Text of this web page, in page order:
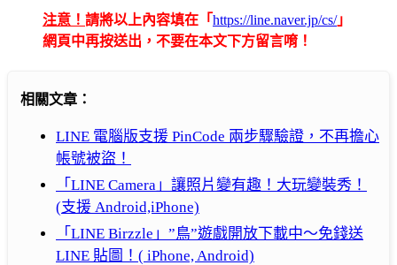
注意！ 請將以上內容填在「https://line.naver.jp/cs/」
網頁中再按送出，不要在本文下方留言唷！
相關文章：
LINE 電腦版支援 PinCode 兩步驟驗證，不再擔心
帳號被盜！
「LINE Camera」讓照片變有趣！大玩變裝秀！
(支援 Android,iPhone)
「LINE Birzzle」”鳥”遊戲開放下載中～免錢送
LINE 貼圖！( iPhone, Android)